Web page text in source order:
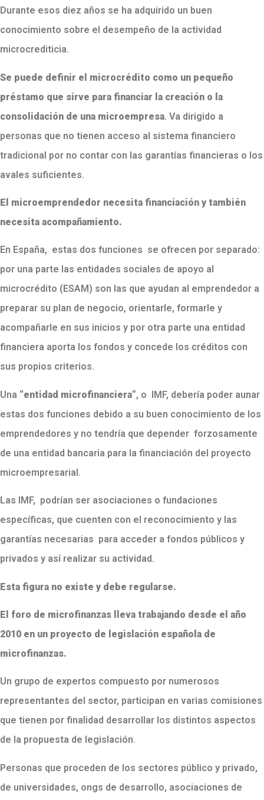
Durante esos diez años se ha adquirido un buen
conocimiento sobre el desempeño de la actividad
microcrediticia.
Se puede definir el microcrédito como un pequeño
préstamo que sirve para financiar la creación o la
consolidación de una microempresa. Va dirigido a
personas que no tienen acceso al sistema financiero
tradicional por no contar con las garantías financieras o los
avales suficientes.
El microemprendedor necesita financiación y también
necesita acompañamiento.
En España, estas dos funciones se ofrecen por separado:
por una parte las entidades sociales de apoyo al
microcrédito (ESAM) son las que ayudan al emprendedor a
preparar su plan de negocio, orientarle, formarle y
acompañarle en sus inicios y por otra parte una entidad
financiera aporta los fondos y concede los créditos con
sus propios criterios.
Una “entidad microfinanciera”, o IMF, debería poder aunar
estas dos funciones debido a su buen conocimiento de los
emprendedores y no tendría que depender forzosamente
de una entidad bancaria para la financiación del proyecto
microempresarial.
Las IMF, podrían ser asociaciones o fundaciones
específicas, que cuenten con el reconocimiento y las
garantías necesarias para acceder a fondos públicos y
privados y así realizar su actividad.
Esta figura no existe y debe regularse.
El foro de microfinanzas lleva trabajando desde el año
2010 en un proyecto de legislación española de
microfinanzas.
Un grupo de expertos compuesto por numerosos
representantes del sector, participan en varias comisiones
que tienen por finalidad desarrollar los distintos aspectos
de la propuesta de legislación.
Personas que proceden de los sectores público y privado,
de universidades, ongs de desarrollo, asociaciones de